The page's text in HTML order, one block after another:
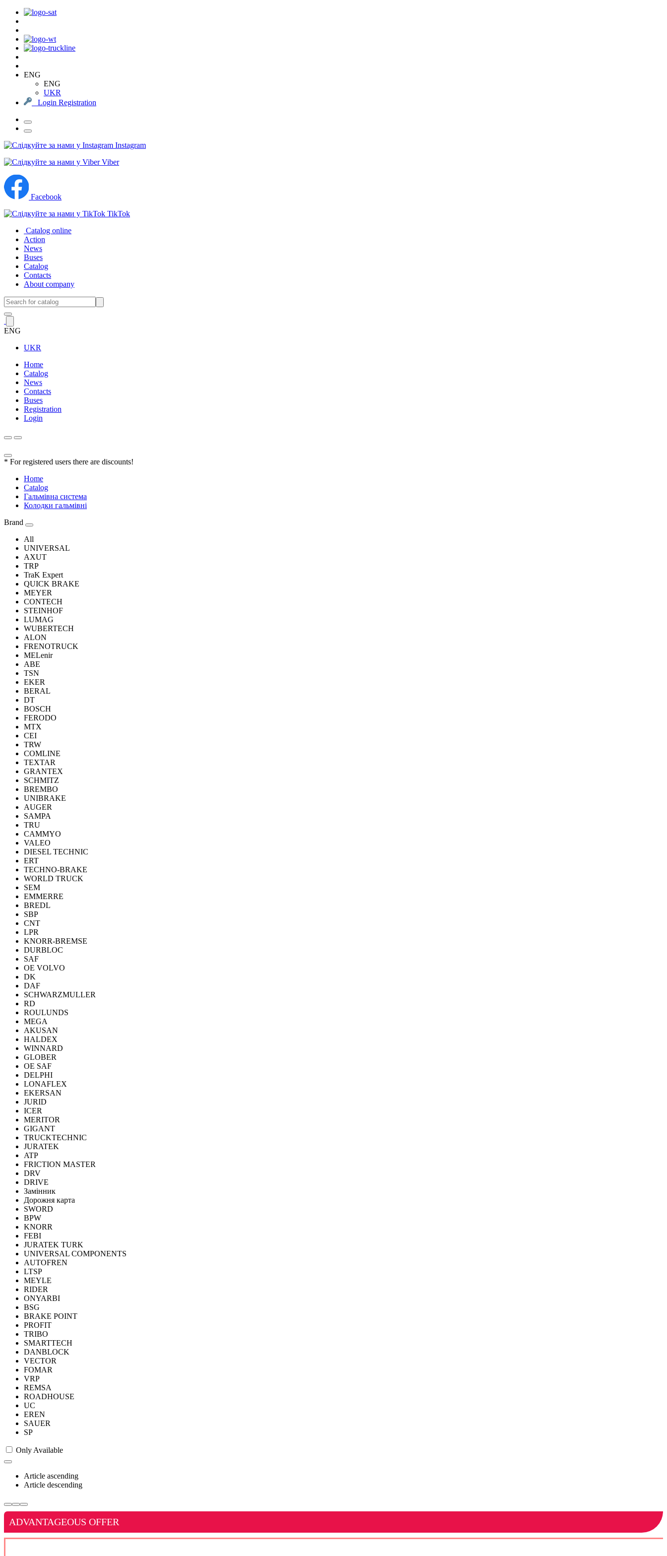
ENG
ENG
UKR
Login Registration
Instagram
Viber
Facebook
TikTok
Catalog online
Action
News
Buses
Catalog
Contacts
About company
ENG
UKR
Home
Catalog
News
Contacts
Buses
Registration
Login
* For registered users there are discounts!
Home
Catalog
Гальмівна система
Колодки гальмівні
Brand
All
UNIVERSAL
AXUT
TRP
TraK Expert
QUICK BRAKE
MEYER
CONTECH
STEINHOF
LUMAG
WUBERTECH
ALON
FRENOTRUCK
MELenir
ABE
TSN
EKER
BERAL
DT
BOSCH
FERODO
MTX
CEI
TRW
COMLINE
TEXTAR
GRANTEX
SCHMITZ
BREMBO
UNIBRAKE
AUGER
SAMPA
TRU
CAMMYO
VALEO
DIESEL TECHNIC
ERT
TECHNO-BRAKE
WORLD TRUCK
SEM
EMMERRE
BREDL
SBP
CNT
LPR
KNORR-BREMSE
DURBLOC
SAF
OE VOLVO
DK
DAF
SCHWARZMULLER
RD
ROULUNDS
MEGA
AKUSAN
HALDEX
WINNARD
GLOBER
OE SAF
DELPHI
LONAFLEX
EKERSAN
JURID
ICER
MERITOR
GIGANT
TRUCKTECHNIC
JURATEK
ATP
FRICTION MASTER
DRV
DRIVE
Замінник
Дорожня карта
SWORD
BPW
KNORR
FEBI
JURATEK TURK
UNIVERSAL COMPONENTS
AUTOFREN
LTSP
MEYLE
RIDER
ONYARBI
BSG
BRAKE POINT
PROFIT
TRIBO
SMARTTECH
DANBLOCK
VECTOR
FOMAR
VRP
REMSA
ROADHOUSE
UC
EREN
SAUER
SP
Only Available
Article ascending
Article descending
ADVANTAGEOUS OFFER